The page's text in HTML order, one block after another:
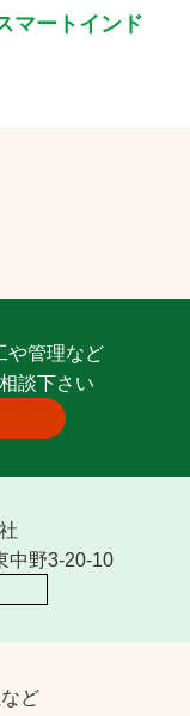
マートインド
や管理など
談下さい
中野3-20-10
ど